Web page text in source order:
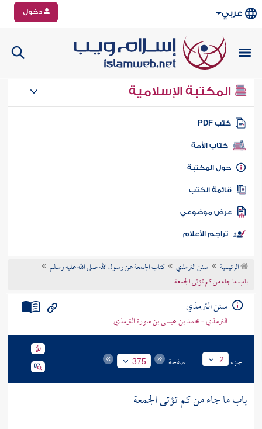
عربي دخول
المكتبة الإسلامية
كتب PDF
كتاب الأمة
المكتبة
الكتب
موضوعي
تراجم الأعلام
الرئيسية سنن الترمذي
كتاب الجمعة عن رسول الله صلى الله عليه وسلم
باب ما جاء من كم تؤتى الجمعة
سنن الترمذي
الترمذي - محمد بن عيسى بن سورة الترمذي
جزء 2 صفحة 375
باب ما جاء من كم تؤتى الجمعة